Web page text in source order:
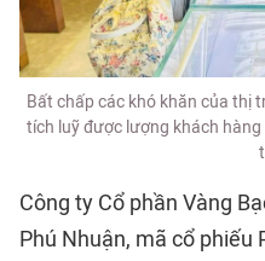
Bất chấp các khó khăn của thị
tích luỹ được lượng khách
Công ty Cổ phần Vàng
Phú Nhuận, mã cổ phiếu